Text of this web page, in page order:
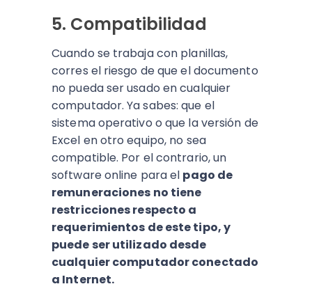
5. Compatibilidad
Cuando se trabaja con planillas,
corres el riesgo de que el documento
no pueda ser usado en cualquier
computador. Ya sabes: que el
sistema operativo o que la versión de
Excel en otro equipo, no sea
compatible. Por el contrario, un
software online para el pago de
remuneraciones no tiene
restricciones respecto a
requerimientos de este tipo, y
puede ser utilizado desde
cualquier computador conectado
a Internet.